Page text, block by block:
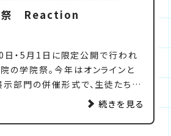
祭 Reaction
・5月1日に限定公開で行われ
の学院祭。今年はオンラインと
示部門の併催形式で、生徒たちは
YouTubeでライブ配信。さらに校
続きを見る